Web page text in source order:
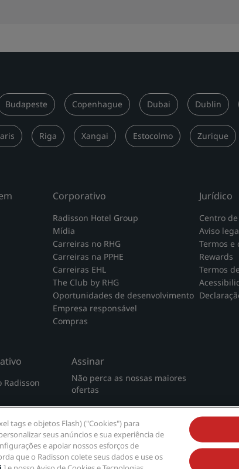
Budapeste Copenhague Dubai Dublin
Riga Xangai Estocolmo Zurique
Corporativo
Radisson Hotel Group
Mídia
Carreiras no RHG
Carreiras na PPHE
Carreiras EHL
The Club by RHG
Oportunidades de desenvolvimento
Empresa responsável
Compras
Jurídico
Centro
Aviso
Termos e
Rewards
Termos
Radisson
Assinar
Não perca as nossas maiores
ofertas
tags e objetos Flash) ("Cookies") para
seus anúncios e sua experiência de
e apoiar nossos esforços de
que o Radisson colete seus dados e use os